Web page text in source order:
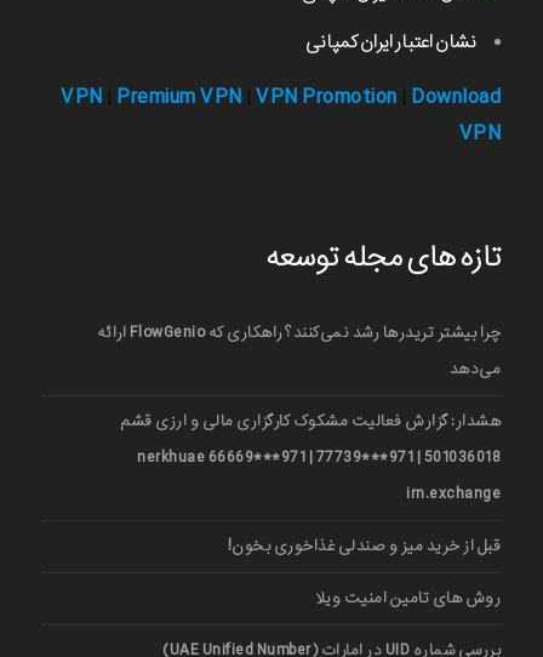
نشان اعتبار ایران کمپانی
VPN Premium VPN VPN Promotion Download
VPN
تازه های مجله توسعه
چرا بیشتر تریدرها رشد نمی‌کنند؟ راهکاری که FlowGenio ارائه
می‌دهد
هشدار: گزارش فعالیت مشکوک کارگزاری مالی و ارزی قشم
501036018 | 971***77739 | 971***66669 nerkhuae
irn.exchange
قبل از خرید میز و صندلی غذاخوری بخون!
روش های تامین امنیت ویلا
بررسی شماره UID در امارات (UAE Unified Number)